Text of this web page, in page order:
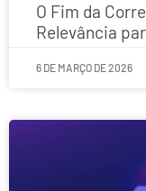
O Fim da
Relevância
6 DE MARÇO DE 2026